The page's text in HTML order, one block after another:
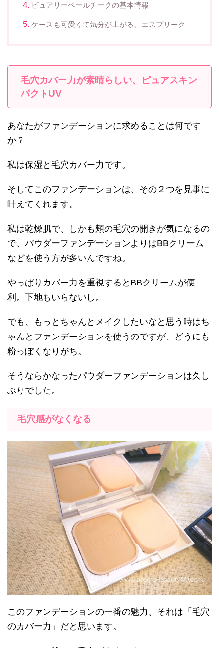
ピュアリーベールチークの基本情報
ケースも可愛くて気分が上がる、エスプリーク
毛穴カバー力が素晴らしい、ピュアスキン
パクトUV
あなたがファンデーションに求めることは何です
か？
私は保湿と毛穴カバー力です。
そしてこのファンデーションは、その２つを見事に
叶えてくれます。
私は乾燥肌で、しかも頬の毛穴の開きが気になるの
で、パウダーファンデーションよりはBBクリーム
などを使う方が多いんですね。
やっぱりカバー力を重視するとBBクリームが便
利。下地もいらないし。
でも、もっとちゃんとメイクしたいなと思う時はち
ゃんとファンデーションを使うのですが、どうにも
粉っぽくなりがち。
そうならかなったパウダーファンデーションは久し
ぶりでした。
毛穴感がなくなる
このファンデーションの一番の魅力、それは「毛穴
のカバー力」だと思います。